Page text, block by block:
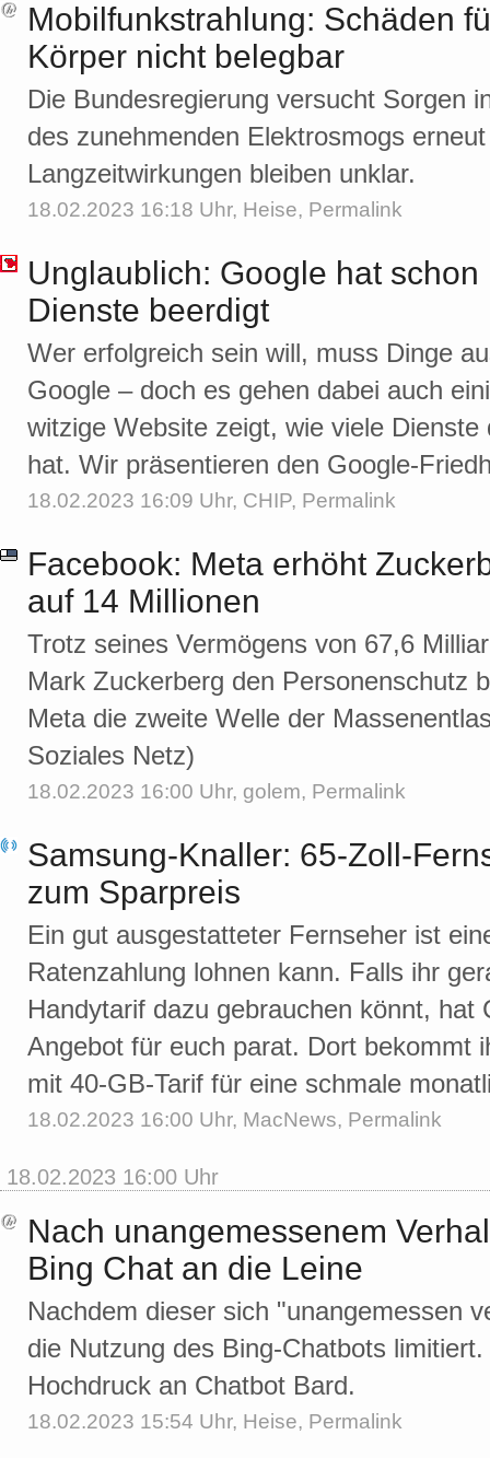
Mobilfunkstrahlung: Schäden
Körper nicht belegbar
Die Bundesregierung versucht Sorgen
des zunehmenden Elektrosmogs
Langzeitwirkungen bleiben unklar.
18.02.2023 16:18 Uhr, Heise, Permalink
Unglaublich: Google hat
Dienste beerdigt
Wer erfolgreich sein will, muss Dinge
Google – doch es gehen dabei auch
witzige Website zeigt, wie viele
hat. Wir präsentieren den Google-
18.02.2023 16:09 Uhr, CHIP, Permalink
Facebook: Meta erhöht
auf 14 Millionen
Trotz seines Vermögens von 67,6
Mark Zuckerberg den Personenschutz
Meta die zweite Welle der
Soziales Netz)
18.02.2023 16:00 Uhr, golem, Permalink
Samsung-Knaller: 65-Zoll-
zum Sparpreis
Ein gut ausgestatteter Fernseher ist
Ratenzahlung lohnen kann. Falls ihr
Handytarif dazu gebrauchen könnt, hat
Angebot für euch parat. Dort bekommt
mit 40-GB-Tarif für eine schmale
18.02.2023 16:00 Uhr, MacNews, Permalink
18.02.2023 16:00 Uhr
Nach unangemessenem
Bing Chat an die Leine
Nachdem dieser sich "unangemessen
die Nutzung des Bing-Chatbots
Hochdruck an Chatbot Bard.
18.02.2023 15:54 Uhr, Heise, Permalink